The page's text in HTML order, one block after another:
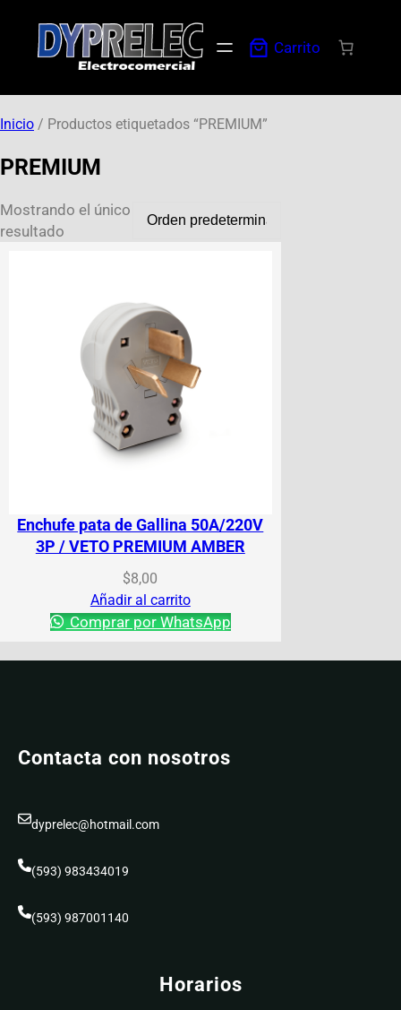
Carrito
Inicio / Productos etiquetados “PREMIUM”
PREMIUM
Mostrando el único
resultado
Enchufe pata de Gallina 50A/220V
3P / VETO PREMIUM AMBER
$8,00
Añadir al carrito
Comprar por WhatsApp
Contacta con nosotros
dyprelec@hotmail.com
(593) 983434019
(593) 987001140
Horarios